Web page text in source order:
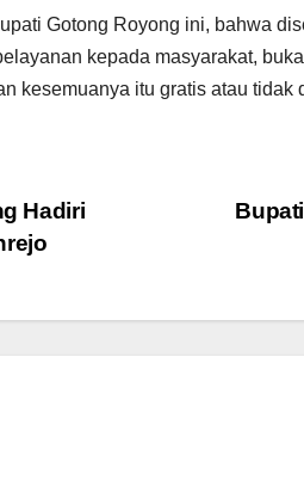
Gotong Royong ini, bahwa
kepada masyarakat,
kesemuanya itu gratis atau tidak
Hadiri